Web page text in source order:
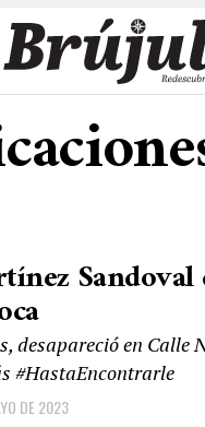
Sandoval
desapareció en Calle
#HastaEncontrarle
DE 2023